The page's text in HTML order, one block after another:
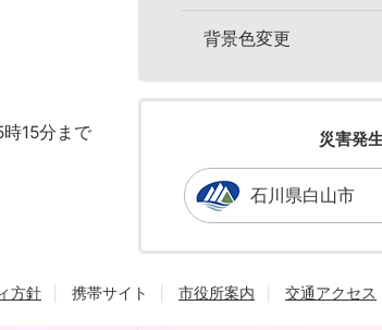
15分まで
背景色変更
災害発
石川県白山市
方針 携帯サイト 市役所案内 交通アクセス